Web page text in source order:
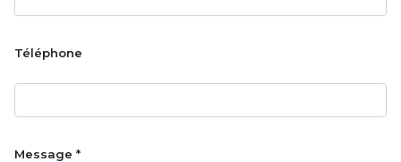
Téléphone
Message *